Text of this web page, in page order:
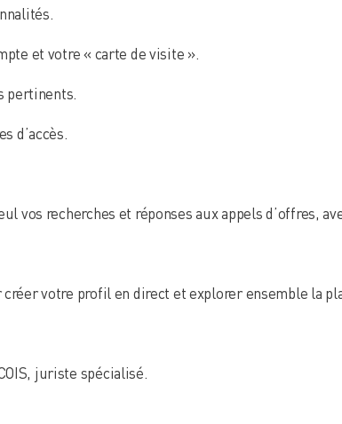
et votre « carte de visite ».
pertinents.
d’accès.
vos recherches et réponses aux appels d’offres,
créer votre profil en direct et explorer ensemble la
juriste spécialisé.